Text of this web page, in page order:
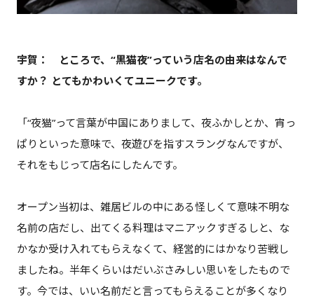
宇賀：
ところで、“黒猫夜”っていう店名の由来はなんで
すか？ とてもかわいくてユニークです。
「“夜猫”って言葉が中国にありまして、夜ふかしとか、宵っ
ぱりといった意味で、夜遊びを指すスラングなんですが、
それをもじって店名にしたんです。
オープン当初は、雑居ビルの中にある怪しくて意味不明な
名前の店だし、出てくる料理はマニアックすぎるしと、な
かなか受け入れてもらえなくて、経営的にはかなり苦戦し
ましたね。半年くらいはだいぶさみしい思いをしたもので
す。今では、いい名前だと言ってもらえることが多くなり